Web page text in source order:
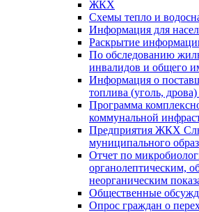
ЖКХ
Схемы тепло и
Информация для
Раскрытие
По обследованию
инвалидов и общего
Информация о
топлива (уголь, дрова)
Программа
коммунальной
Предприятия ЖКХ
муниципального
Отчет по
органолептическим,
неорганическим
Общественные
Опрос граждан о